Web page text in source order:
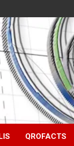
QROFACTS